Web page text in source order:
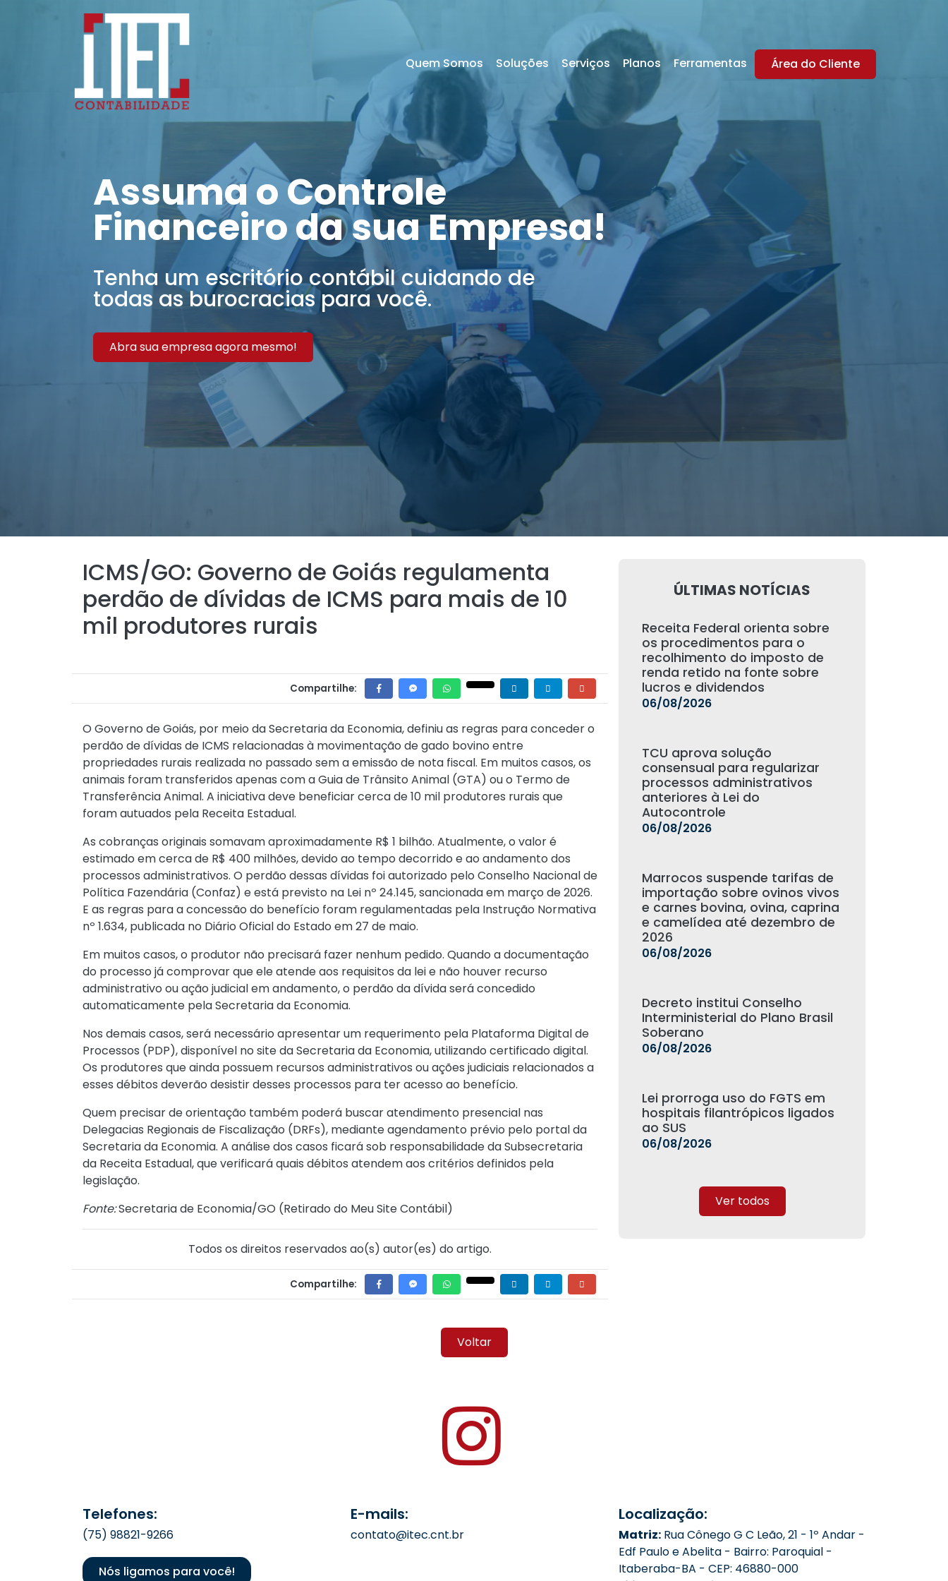
Quem Somos Soluções Serviços Planos Ferramentas Área do Cliente
Assuma o Controle
Financeiro da sua Empresa!
Tenha um escritório contábil cuidando de
todas as burocracias para você.
Abra sua empresa agora mesmo!
ICMS/GO: Governo de Goiás regulamenta
perdão de dívidas de ICMS para mais de 10
mil produtores rurais
Compartilhe:
O Governo de Goiás, por meio da Secretaria da Economia, definiu as regras para conceder o
perdão de dívidas de ICMS relacionadas à movimentação de gado bovino entre
propriedades rurais realizada no passado sem a emissão de nota fiscal. Em muitos casos, os
animais foram transferidos apenas com a Guia de Trânsito Animal (GTA) ou o Termo de
Transferência Animal. A iniciativa deve beneficiar cerca de 10 mil produtores rurais que
foram autuados pela Receita Estadual.
As cobranças originais somavam aproximadamente R$ 1 bilhão. Atualmente, o valor é
estimado em cerca de R$ 400 milhões, devido ao tempo decorrido e ao andamento dos
processos administrativos. O perdão dessas dívidas foi autorizado pelo Conselho Nacional de
Política Fazendária (Confaz) e está previsto na Lei nº 24.145, sancionada em março de 2026.
E as regras para a concessão do benefício foram regulamentadas pela Instrução Normativa
nº 1.634, publicada no Diário Oficial do Estado em 27 de maio.
Em muitos casos, o produtor não precisará fazer nenhum pedido. Quando a documentação
do processo já comprovar que ele atende aos requisitos da lei e não houver recurso
administrativo ou ação judicial em andamento, o perdão da dívida será concedido
automaticamente pela Secretaria da Economia.
Nos demais casos, será necessário apresentar um requerimento pela Plataforma Digital de
Processos (PDP), disponível no site da Secretaria da Economia, utilizando certificado digital.
Os produtores que ainda possuem recursos administrativos ou ações judiciais relacionados a
esses débitos deverão desistir desses processos para ter acesso ao benefício.
Quem precisar de orientação também poderá buscar atendimento presencial nas
Delegacias Regionais de Fiscalização (DRFs), mediante agendamento prévio pelo portal da
Secretaria da Economia. A análise dos casos ficará sob responsabilidade da Subsecretaria
da Receita Estadual, que verificará quais débitos atendem aos critérios definidos pela
legislação.
Fonte:Secretaria de Economia/GO (Retirado do Meu Site Contábil)
Todos os direitos reservados ao(s) autor(es) do artigo.
Compartilhe:
ÚLTIMAS NOTÍCIAS
Receita Federal orienta sobre
os procedimentos para o
recolhimento do imposto de
renda retido na fonte sobre
lucros e dividendos
06/08/2026
TCU aprova solução
consensual para regularizar
processos administrativos
anteriores à Lei do
Autocontrole
06/08/2026
Marrocos suspende tarifas de
importação sobre ovinos vivos
e carnes bovina, ovina, caprina
e camelídea até dezembro de
2026
06/08/2026
Decreto institui Conselho
Interministerial do Plano Brasil
Soberano
06/08/2026
Lei prorroga uso do FGTS em
hospitais filantrópicos ligados
ao SUS
06/08/2026
Ver todos
Voltar
Telefones:
(75) 98821-9266
Nós ligamos para você!
E-mails:
contato@itec.cnt.br
Localização:
Matriz: Rua Cônego G C Leão, 21 - 1º Andar -
Edf Paulo e Abelita - Bairro: Paroquial -
Itaberaba-BA - CEP: 46880-000